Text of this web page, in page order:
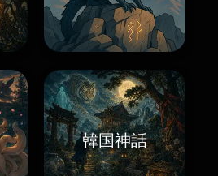
韓国神話